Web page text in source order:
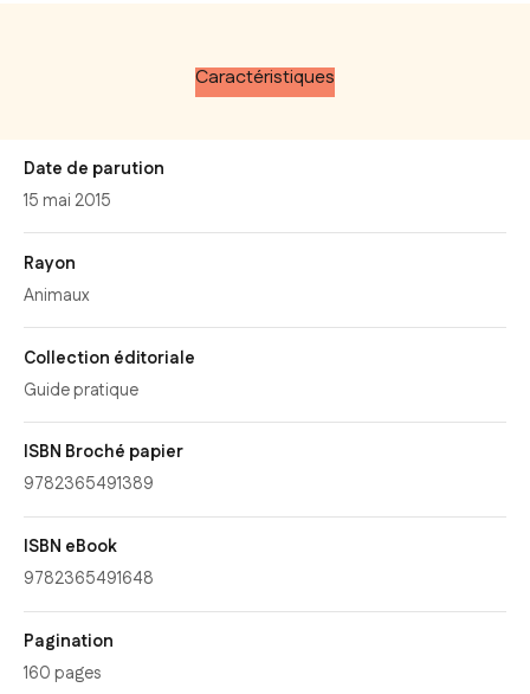
Caractéristiques
Date de parution
15 mai 2015
Rayon
Animaux
Collection éditoriale
Guide pratique
ISBN Broché papier
9782365491389
ISBN eBook
9782365491648
Pagination
160 pages